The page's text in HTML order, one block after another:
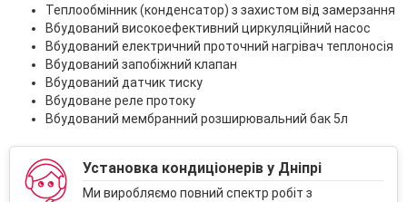
Теплообмінник (конденсатор) з захистом від замерзання
Вбудований високоефективний циркуляційний насос
Вбудований електричний проточний нагрівач теплоносія
Вбудований запобіжний клапан
Вбудований датчик тиску
Вбудоване реле протоку
Вбудований мембранний розширювальний бак 5л
Установка кондиціонерів у Дніпрі
Ми виробляємо повний спектр робіт з